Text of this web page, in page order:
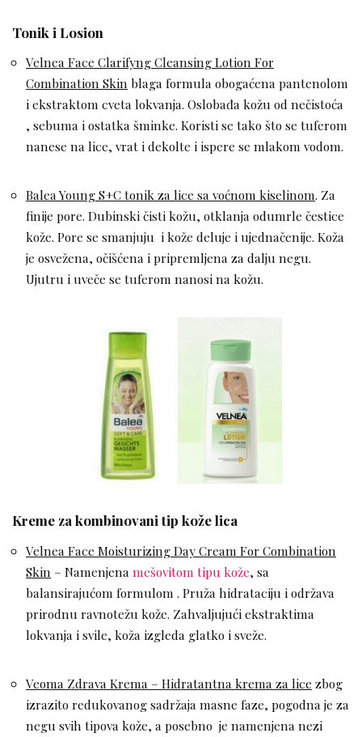
Tonik i Losion
Velnea Face Clarifyng Cleansing Lotion For
Combination Skin blaga formula obogaćena pantenolom
i ekstraktom cveta lokvanja. Oslobađa kožu od nečistoća
, sebuma i ostatka šminke. Koristi se tako što se tuferom
nanese na lice, vrat i dekolte i ispere se mlakom vodom.
Balea Young S+C tonik za lice sa voćnom kiselinom. Za
finije pore. Dubinski čisti kožu, otklanja odumrle čestice
kože. Pore se smanjuju i kože deluje i ujednačenije. Koža
je osvežena, očišćena i pripremljena za dalju negu.
Ujutru i uveče se tuferom nanosi na kožu.
Kreme za kombinovani tip kože lica
Velnea Face Moisturizing Day Cream For Combination
Skin – Namenjena mešovitom tipu kože, sa
balansirajućom formulom . Pruža hidrataciju i održava
prirodnu ravnotežu kože. Zahvaljujući ekstraktima
lokvanja i svile, koža izgleda glatko i sveže.
Veoma Zdrava Krema – Hidratantna krema za lice zbog
izrazito redukovanog sadržaja masne faze, pogodna je za
negu svih tipova kože, a posebno je namenjena nezi